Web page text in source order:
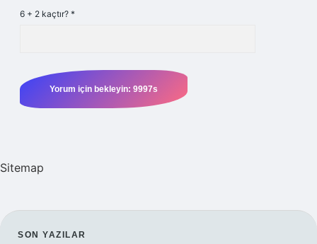
6 + 2 kaçtır? *
Sitemap
SON YAZILAR